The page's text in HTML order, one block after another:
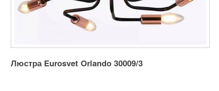
Люстра Eurosvet Orlando 30009/3